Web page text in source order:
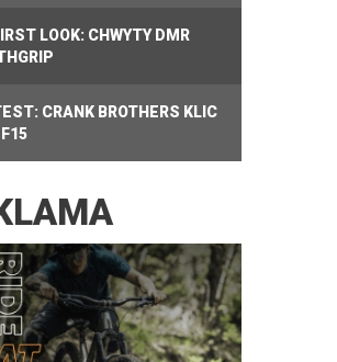
LOOK: CHWYTY DMR
CRANK BROTHERS KLIC
F15